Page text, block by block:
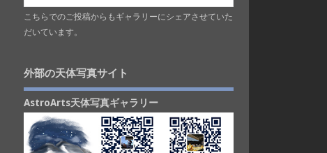
こちらでのご投稿からもギャラリーにシェアさせていた
だいています。
外部の天体写真サイト
AstroArts天体写真ギャラリー